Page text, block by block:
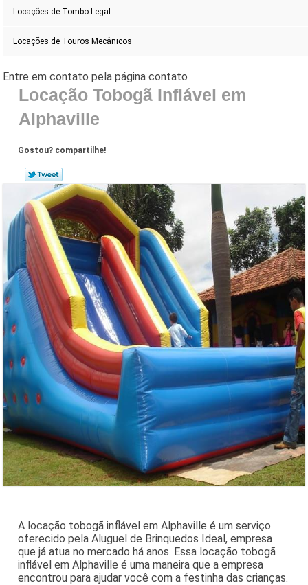
Locações de Tombo Legal
Locações de Touros Mecânicos
Locação Tobogã Inflável em
Alphaville
Gostou? compartilhe!
A locação tobogã inflável em Alphaville é um serviço
oferecido pela Aluguel de Brinquedos Ideal, empresa
que já atua no mercado há anos. Essa locação tobogã
inflável em Alphaville é uma maneira que a empresa
encontrou para ajudar você com a festinha das crianças.